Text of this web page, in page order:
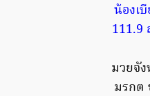
น้องเ
111.9
มวยจังหวะฝีมื
มรกต